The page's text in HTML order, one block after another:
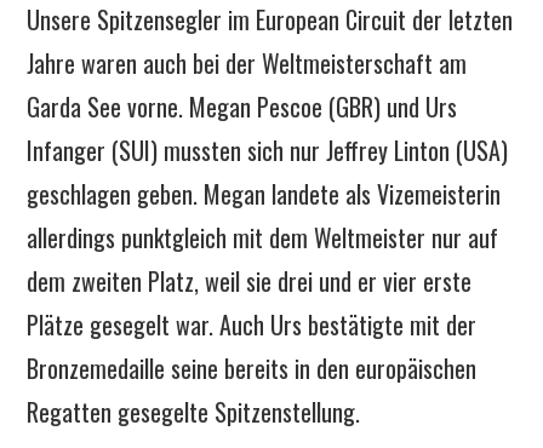
Unsere Spitzensegler im European Circuit der letzten
Jahre waren auch bei der Weltmeisterschaft am
Garda See vorne. Megan Pescoe (GBR) und Urs
Infanger (SUI) mussten sich nur Jeffrey Linton (USA)
geschlagen geben. Megan landete als Vizemeisterin
allerdings punktgleich mit dem Weltmeister nur auf
dem zweiten Platz, weil sie drei und er vier erste
Plätze gesegelt war. Auch Urs bestätigte mit der
Bronzemedaille seine bereits in den europäischen
Regatten gesegelte Spitzenstellung.